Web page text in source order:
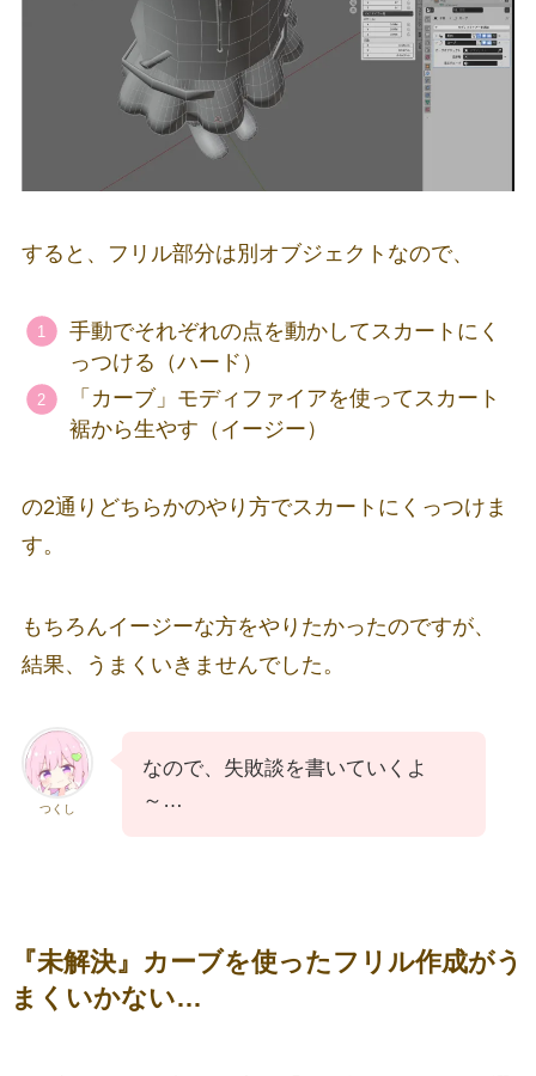
すると、フリル部分は別オブジェクトなので、
手動でそれぞれの点を動かしてスカートにく
っつける（ハード）
「カーブ」モディファイアを使ってスカート
裾から生やす（イージー）
の2通りどちらかのやり方でスカートにくっつけま
す。
もちろんイージーな方をやりたかったのですが、
結果、うまくいきませんでした。
つくし
なので、失敗談を書いていくよ
～…
『未解決』カーブを使ったフリル作成がう
まくいかない…